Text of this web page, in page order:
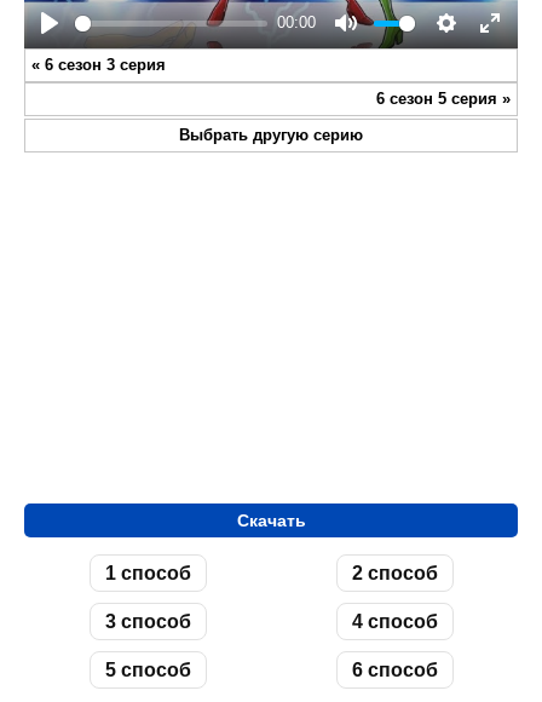
Play
00:00
Mute Settings
Enter
« 6 сезон 3 серия
6 сезон 5 серия »
Выбрать другую серию
Скачать
1 способ 2 способ
3 способ 4 способ
5 способ 6 способ